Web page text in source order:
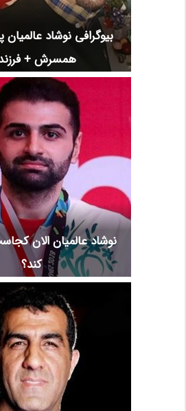
بیوگرافی نوشاد
همسرش +
نوشاد عالمیان الان
کند؟